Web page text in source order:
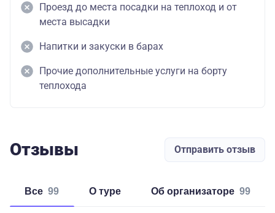
Проезд до места посадки на теплоход и от
места высадки
Напитки и закуски в барах
Прочие дополнительные услуги на борту
теплохода
Отзывы Отправить отзыв
Все 99 о туре об организаторе 99